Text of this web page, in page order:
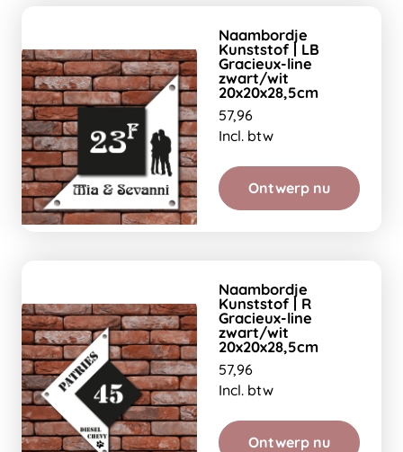
Naambordje
Kunststof | LB
Gracieux-line
zwart/wit
20x20x28,5cm
57,96
Incl. btw
Ontwerp nu
Naambordje
Kunststof | R
Gracieux-line
zwart/wit
20x20x28,5cm
57,96
Incl. btw
Ontwerp nu